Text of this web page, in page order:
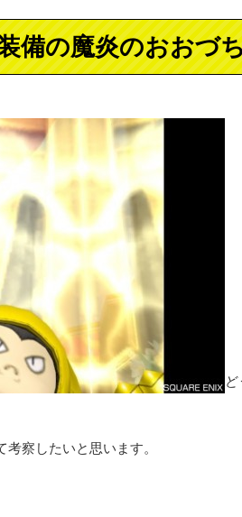
備の魔炎のおおづ
考察したいと思います。